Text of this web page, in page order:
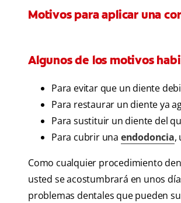
Motivos para aplicar una
Algunos de los motivos
Para evitar que un diente
Para restaurar un diente ya
Para sustituir un diente del
Para cubrir una endodoncia,
Como cualquier procedimiento
usted se acostumbrará en unos
problemas dentales que pueden